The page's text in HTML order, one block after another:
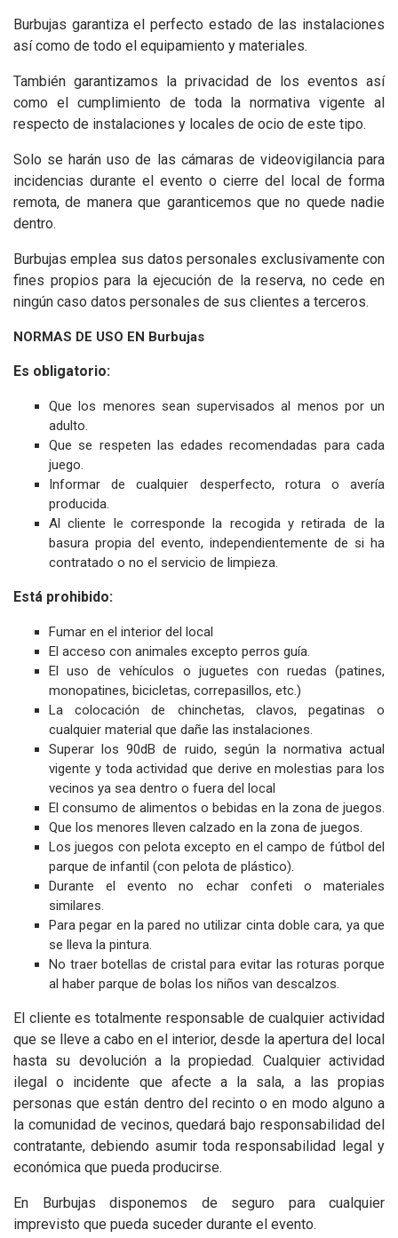
Burbujas garantiza el perfecto estado de las instalaciones
así como de todo el equipamiento y materiales.
También garantizamos la privacidad de los eventos así
como el cumplimiento de toda la normativa vigente al
respecto de instalaciones y locales de ocio de este tipo.
Solo se harán uso de las cámaras de videovigilancia para
incidencias durante el evento o cierre del local de forma
remota, de manera que garanticemos que no quede nadie
dentro.
Burbujas emplea sus datos personales exclusivamente con
fines propios para la ejecución de la reserva, no cede en
ningún caso datos personales de sus clientes a terceros.
NORMAS DE USO EN Burbujas
Es obligatorio:
Que los menores sean supervisados al menos por un
adulto.
Que se respeten las edades recomendadas para cada
juego.
Informar de cualquier desperfecto, rotura o avería
producida.
Al cliente le corresponde la recogida y retirada de la
basura propia del evento, independientemente de si ha
contratado o no el servicio de limpieza.
Está prohibido:
Fumar en el interior del local
El acceso con animales excepto perros guía.
El uso de vehículos o juguetes con ruedas (patines,
monopatines, bicicletas, correpasillos, etc.)
La colocación de chinchetas, clavos, pegatinas o
cualquier material que dañe las instalaciones.
Superar los 90dB de ruido, según la normativa actual
vigente y toda actividad que derive en molestias para los
vecinos ya sea dentro o fuera del local
El consumo de alimentos o bebidas en la zona de juegos.
Que los menores lleven calzado en la zona de juegos.
Los juegos con pelota excepto en el campo de fútbol del
parque de infantil (con pelota de plástico).
Durante el evento no echar confeti o materiales
similares.
Para pegar en la pared no utilizar cinta doble cara, ya que
se lleva la pintura.
No traer botellas de cristal para evitar las roturas porque
al haber parque de bolas los niños van descalzos.
El cliente es totalmente responsable de cualquier actividad
que se lleve a cabo en el interior, desde la apertura del local
hasta su devolución a la propiedad. Cualquier actividad
ilegal o incidente que afecte a la sala, a las propias
personas que están dentro del recinto o en modo alguno a
la comunidad de vecinos, quedará bajo responsabilidad del
contratante, debiendo asumir toda responsabilidad legal y
económica que pueda producirse.
En Burbujas disponemos de seguro para cualquier
imprevisto que pueda suceder durante el evento.